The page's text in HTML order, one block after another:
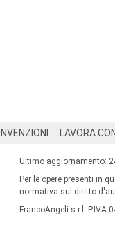
LAVORA
Ultimo aggiornamento:
Per le opere presenti in
normativa sul diritto
FrancoAngeli s.r.l. P.IVA